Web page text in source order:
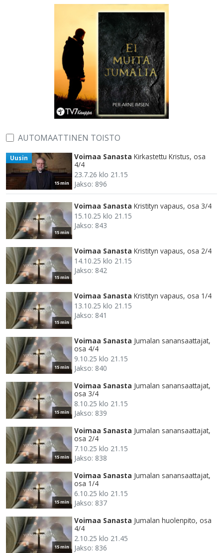
AUTOMAATTINEN TOISTO
15 min
Uusin Voimaa Sanasta Kirkastettu Kristus, osa
4/4
23.7.26 klo 21.15
Jakso: 896
15 min
Voimaa Sanasta Kristityn vapaus, osa 3/4
15.10.25 klo 21.15
Jakso: 843
15 min
Voimaa Sanasta Kristityn vapaus, osa 2/4
14.10.25 klo 21.15
Jakso: 842
15 min
Voimaa Sanasta Kristityn vapaus, osa 1/4
13.10.25 klo 21.15
Jakso: 841
15 min
Voimaa Sanasta Jumalan sanansaattajat,
osa 4/4
9.10.25 klo 21.15
Jakso: 840
15 min
Voimaa Sanasta Jumalan sanansaattajat,
osa 3/4
8.10.25 klo 21.15
Jakso: 839
15 min
Voimaa Sanasta Jumalan sanansaattajat,
osa 2/4
7.10.25 klo 21.15
Jakso: 838
15 min
Voimaa Sanasta Jumalan sanansaattajat,
osa 1/4
6.10.25 klo 21.15
Jakso: 837
15 min
Voimaa Sanasta Jumalan huolenpito, osa
4/4
2.10.25 klo 21.45
Jakso: 836